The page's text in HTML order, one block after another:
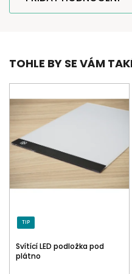
TOHLE BY SE VÁM
TIP
Svítící LED podložka pod
plátno